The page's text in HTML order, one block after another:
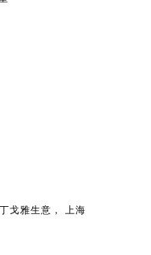
丁⼽雅⽣意 ， 上海